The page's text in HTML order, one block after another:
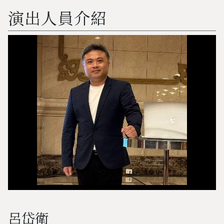
演出人員介紹
呂岱衛